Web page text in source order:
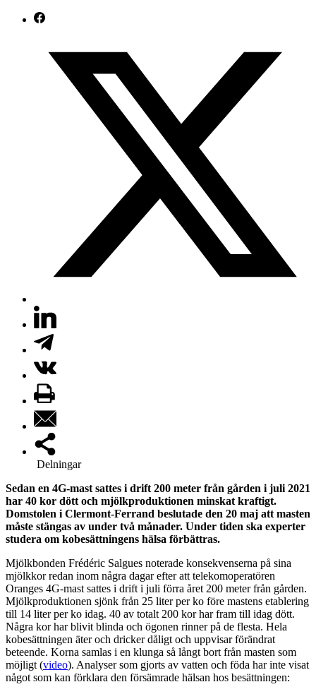
Delningar
Sedan en 4G-mast sattes i drift 200 meter från gården i juli 2021
har 40 kor dött och mjölkproduktionen minskat kraftigt.
Domstolen i Clermont-Ferrand beslutade den 20 maj att masten
måste stängas av under två månader. Under tiden ska experter
studera om kobesättningens hälsa förbättras.
Mjölkbonden Frédéric Salgues noterade konsekvenserna på sina
mjölkkor redan inom några dagar efter att telekomoperatören
Oranges 4G-mast sattes i drift i juli förra året 200 meter från gården.
Mjölkproduktionen sjönk från 25 liter per ko före mastens etablering
till 14 liter per ko idag. 40 av totalt 200 kor har fram till idag dött.
Några kor har blivit blinda och ögonen rinner på de flesta. Hela
kobesättningen äter och dricker dåligt och uppvisar förändrat
beteende. Korna samlas i en klunga så långt bort från masten som
möjligt (video). Analyser som gjorts av vatten och föda har inte visat
något som kan förklara den försämrade hälsan hos besättningen: